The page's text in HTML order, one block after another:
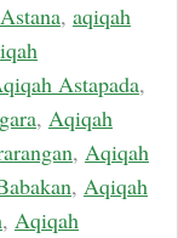
, aqiqah
Astapada,
, Aqiqah
, Aqiqah
, Aqiqah
, Aqiqah